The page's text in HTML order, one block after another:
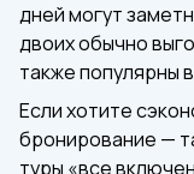
дней могут
двоих обычно
также популярны
Если хотите
бронирование —
туры «все